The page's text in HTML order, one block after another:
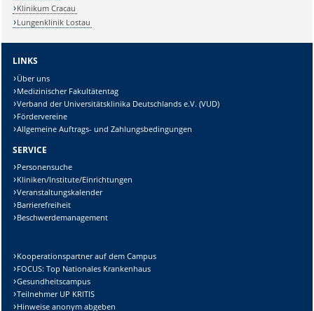
Klinikum Cracau
Lungenklinik Lostau
LINKS
Über uns
Medizinischer Fakultätentag
Verband der Universitätsklinika Deutschlands e.V. (VUD)
Fördervereine
Allgemeine Auftrags- und Zahlungsbedingungen
SERVICE
Personensuche
Kliniken/Institute/Einrichtungen
Veranstaltungskalender
Barrierefreiheit
Beschwerdemanagement
Kooperationspartner auf dem Campus
FOCUS: Top Nationales Krankenhaus
Gesundheitscampus
Teilnehmer UP KRITIS
Hinweise anonym abgeben